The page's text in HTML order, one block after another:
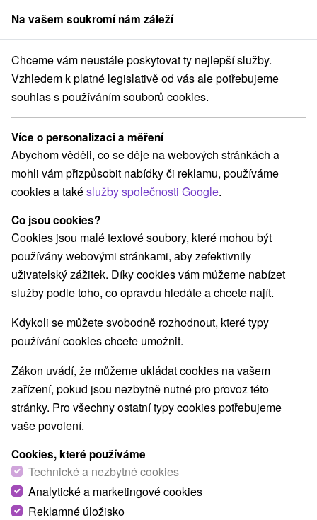
člen skupinySorger
Slovensko Trnavský kraj Prietrž Husitské hradby Prietrž
Husitské hradby Prietrž
Domovská stránka Navigovat do místa
+421 34 65 48 63 obecprietrz@obecprietrz.sk
Google recenze
Vŕšok
906 11 Prietrž
GPS:
N +48° 43' 0.01''
E +17° 27' 0''
Na vašem soukromí nám záleží
Chceme vám neustále poskytovat ty nejlepší služby.
Vzhledem k platné legislativě od vás ale potřebujeme
souhlas s používáním souborů cookies.
Více o personalizaci a měření
Abychom věděli, co se děje na webových stránkách a
mohli vám přizpůsobit nabídky či reklamu, používáme
cookies a takéslužby společnosti Google.
Co jsou cookies?
Cookies jsou malé textové soubory, které mohou být
používány webovými stránkami, aby zefektivnily
uživatelský zážitek. Díky cookies vám můžeme nabízet
služby podle toho, co opravdu hledáte a chcete najít.
Kdykoli se můžete svobodně rozhodnout, které typy
používání cookies chcete umožnit.
Zákon uvádí, že můžeme ukládat cookies na vašem
zařízení, pokud jsou nezbytně nutné pro provoz této
stránky. Pro všechny ostatní typy cookies potřebujeme
vaše povolení.
Cookies, které používáme
Technické a nezbytné cookies
Analytické a marketingové cookies
Reklamné úložisko